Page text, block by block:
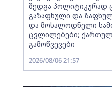
შედგა პოლიტიკურად
გაზაფხული და
და მოსალოდნელი
ცვლილებები;
გამოწვევები
2026/08/06 21:57